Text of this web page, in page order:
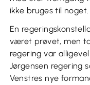
ikke bruges til noget.
En
været prøvet, men
regering var
Jørgensen regering
Venstres nye